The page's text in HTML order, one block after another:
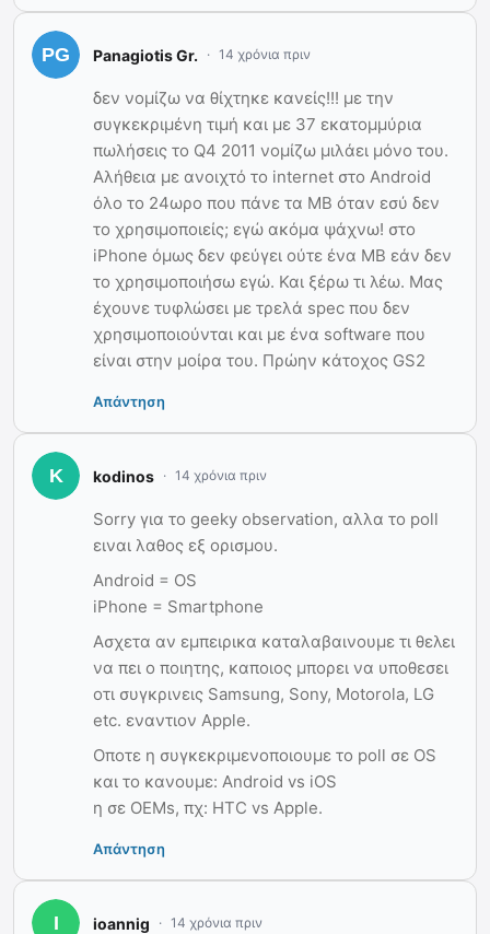
Panagiotis Gr. 14 χρόνια πριν
δεν νομίζω να θίχτηκε κανείς!!! με την
συγκεκριμένη τιμή και με 37 εκατομμύρια
πωλήσεις το Q4 2011 νομίζω μιλάει μόνο του.
Αλήθεια με ανοιχτό το internet στο Android
όλο το 24ωρο που πάνε τα MB όταν εσύ δεν
το χρησιμοποιείς; εγώ ακόμα ψάχνω! στο
iPhone όμως δεν φεύγει ούτε ένα MB εάν δεν
το χρησιμοποιήσω εγώ. Και ξέρω τι λέω. Μας
έχουνε τυφλώσει με τρελά spec που δεν
χρησιμοποιούνται και με ένα software που
είναι στην μοίρα του. Πρώην κάτοχος GS2
Απάντηση
kodinos 14 χρόνια πριν
Sorry για το geeky observation, αλλα το poll
ειναι λαθος εξ ορισμου.
Αndroid = OS
iPhone = Smartphone
Ασχετα αν εμπειρικα καταλαβαινουμε τι θελει
να πει ο ποιητης, καποιος μπορει να υποθεσει
οτι συγκρινεις Samsung, Sony, Motorola, LG
etc. εναντιον Apple.
Oποτε η συγκεκριμενοποιουμε το poll σε ΟS
και το κανουμε: Android vs iOS
η σε ΟΕΜs, πχ: HTC vs Apple.
Απάντηση
ioannig 14 χρόνια πριν